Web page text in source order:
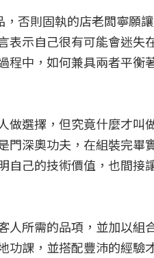
否則固執的店老闆寧願
表示自己很有可能會迷失
程中，如何兼具兩者平衡
做選擇，但究竟什麼才叫
門深奧功夫，在組裝完畢
自己的技術價值，也間接
人所需的品項，並加以組
功課，並搭配豐沛的經驗